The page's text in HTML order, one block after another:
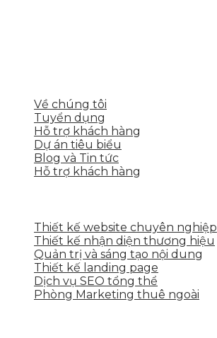
Về chúng tôi
Tuyển dụng
Hỗ trợ khách hàng
Dự án tiêu biểu
Blog và Tin tức
Hỗ trợ khách hàng
Thiết kế website chuyên nghiệp
Thiết kế nhận diện thương hiệu
Quản trị và sáng tạo nội dung
Thiết kế landing page
Dịch vụ SEO tổng thể
Phòng Marketing thuê ngoài